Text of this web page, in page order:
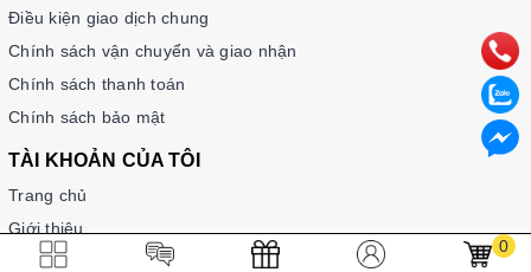
Điều kiện giao dịch chung
Chính sách vận chuyển và giao nhận
Chính sách thanh toán
Chính sách bảo mật
TÀI KHOẢN CỦA TÔI
Trang chủ
Giới thiệu
Sản phẩm
0